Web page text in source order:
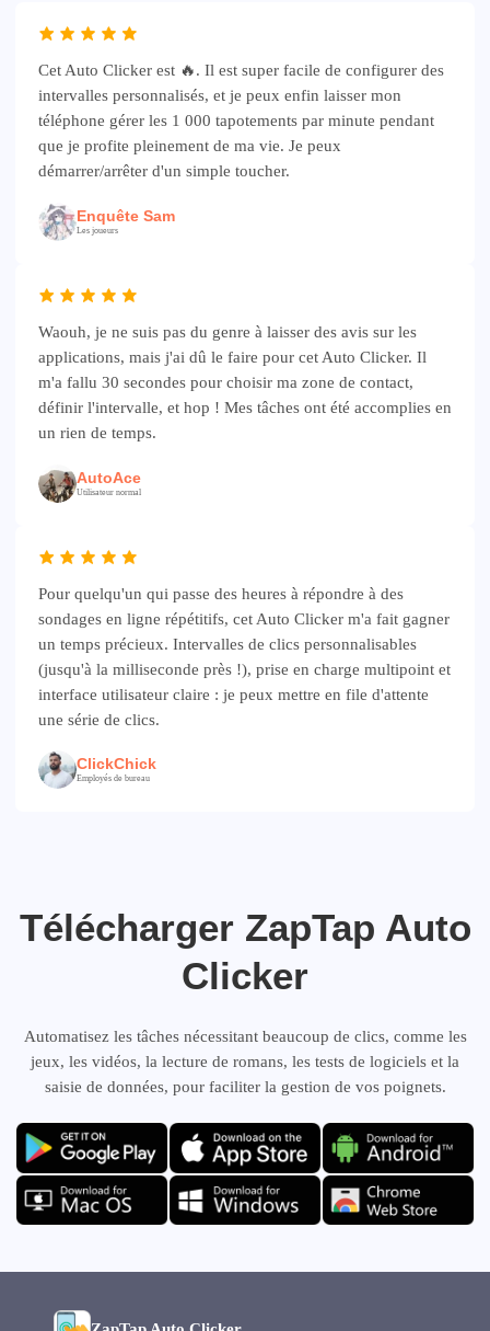
Cet Auto Clicker est 🔥. Il est super facile de configurer des
intervalles personnalisés, et je peux enfin laisser mon
téléphone gérer les 1 000 tapotements par minute pendant
que je profite pleinement de ma vie. Je peux
démarrer/arrêter d'un simple toucher.
Enquête Sam
Les joueurs
Waouh, je ne suis pas du genre à laisser des avis sur les
applications, mais j'ai dû le faire pour cet Auto Clicker. Il
m'a fallu 30 secondes pour choisir ma zone de contact,
définir l'intervalle, et hop ! Mes tâches ont été accomplies en
un rien de temps.
AutoAce
Utilisateur normal
Pour quelqu'un qui passe des heures à répondre à des
sondages en ligne répétitifs, cet Auto Clicker m'a fait gagner
un temps précieux. Intervalles de clics personnalisables
(jusqu'à la milliseconde près !), prise en charge multipoint et
interface utilisateur claire : je peux mettre en file d'attente
une série de clics.
ClickChick
Employés de bureau
Télécharger ZapTap Auto
Clicker
Automatisez les tâches nécessitant beaucoup de clics, comme les
jeux, les vidéos, la lecture de romans, les tests de logiciels et la
saisie de données, pour faciliter la gestion de vos poignets.